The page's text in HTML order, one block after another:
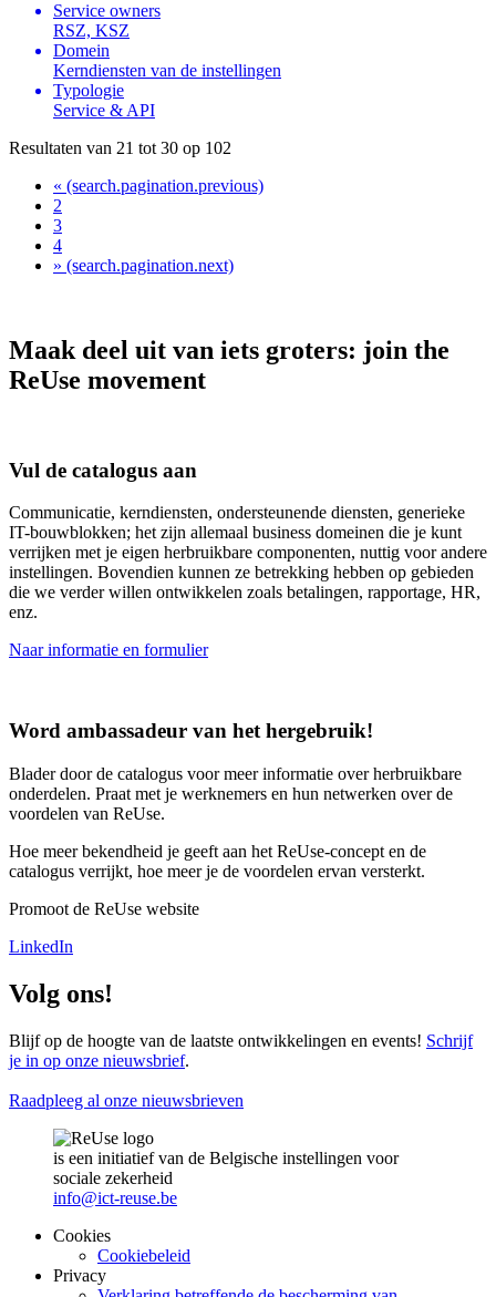
Service owners
RSZ, KSZ
Domein
Kerndiensten van de instellingen
Typologie
Service & API
Resultaten van 21 tot 30 op 102
« (search.pagination.previous)
2
3
4
» (search.pagination.next)
Maak deel uit van iets groters: join the
ReUse movement
Vul de catalogus aan
Communicatie, kerndiensten, ondersteunende diensten, generieke
IT-bouwblokken; het zijn allemaal business domeinen die je kunt
verrijken met je eigen herbruikbare componenten, nuttig voor andere
instellingen. Bovendien kunnen ze betrekking hebben op gebieden
die we verder willen ontwikkelen zoals betalingen, rapportage, HR,
enz.
Naar informatie en formulier
Word ambassadeur van het hergebruik!
Blader door de catalogus voor meer informatie over herbruikbare
onderdelen. Praat met je werknemers en hun netwerken over de
voordelen van ReUse.
Hoe meer bekendheid je geeft aan het ReUse-concept en de
catalogus verrijkt, hoe meer je de voordelen ervan versterkt.
Promoot de ReUse website
LinkedIn
Volg ons!
Blijf op de hoogte van de laatste ontwikkelingen en events! Schrijf
je in op onze nieuwsbrief.
Raadpleeg al onze nieuwsbrieven
is een initiatief van de Belgische instellingen voor
sociale zekerheid
info@ict-reuse.be
Cookies
Cookiebeleid
Privacy